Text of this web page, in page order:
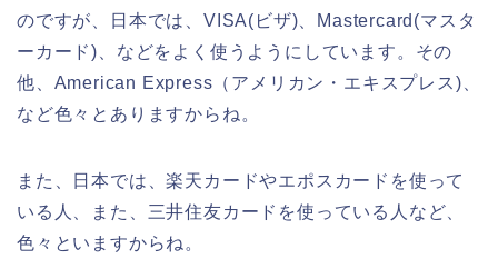
のですが、日本では、VISA(ビザ)、Mastercard(マスタ
ーカード)、などをよく使うようにしています。その
他、American Express（アメリカン・エキスプレス)、
など色々とありますからね。
また、日本では、楽天カードやエポスカードを使って
いる人、また、三井住友カードを使っている人など、
色々といますからね。